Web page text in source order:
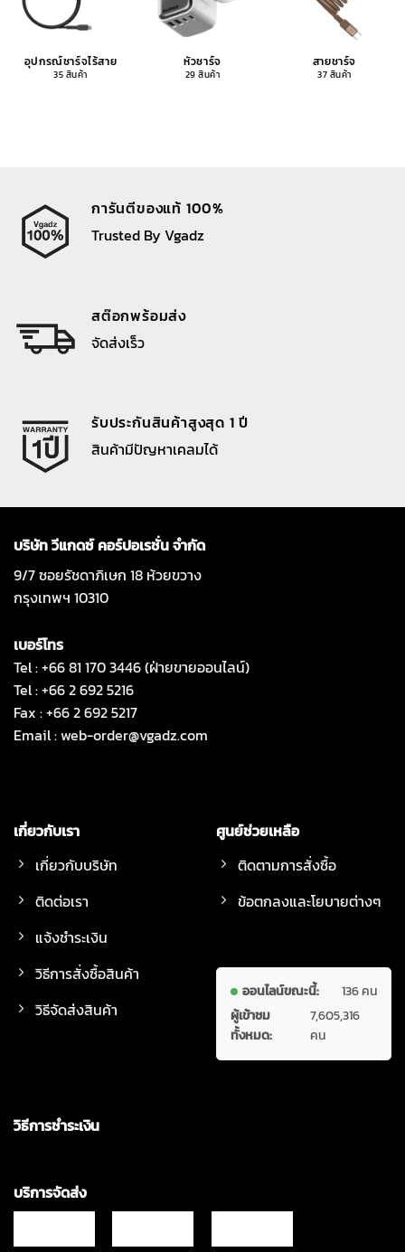
อุปกรณ์ชาร์จไร้สาย
35 สินค้า
หัวชาร์จ
29 สินค้า
สายชาร์จ
37 สินค้า
การันตีของแท้ 100%
Trusted By Vgadz
สต๊อกพร้อมส่ง
จัดส่งเร็ว
รับประกันสินค้าสูงสุด 1 ปี
สินค้ามีปัญหาเคลมได้
บริษัท วีแกดซ์ คอร์ปอเรชั่น จำกัด
9/7 ซอยรัชดาภิเษก 18 ห้วยขวาง
กรุงเทพฯ 10310
เบอร์โทร
Tel : +66 81 170 3446 (ฝ่ายขายออนไลน์)
Tel : +66 2 692 5216
Fax : +66 2 692 5217
Email :web-order@vgadz.com
เกี่ยวกับเรา
เกี่ยวกับบริษัท
ติดต่อเรา
แจ้งชำระเงิน
วิธีการสั่งซื้อสินค้า
วิธีจัดส่งสินค้า
ศูนย์ช่วยเหลือ
ติดตามการสั่งซื้อ
ข้อตกลงและโยบายต่างๆ
ออนไลน์ขณะนี้:
136 คน
ผู้เข้าชม
ทั้งหมด:
7,605,316
คน
วิธีการชำระเงิน
บริการจัดส่ง